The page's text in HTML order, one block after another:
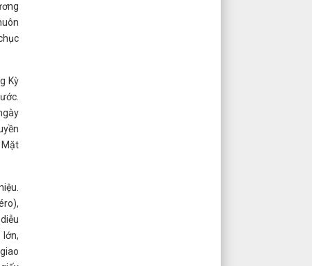
Kỳ
Mặt
lớn,